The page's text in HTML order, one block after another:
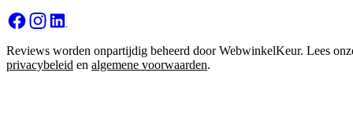
Reviews worden onpartijdig beheerd door WebwinkelKeur. Lees
privacybeleid en algemene voorwaarden.